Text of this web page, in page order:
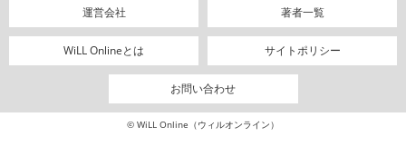
運営会社 著者一覧
WiLL Onlineとは サイトポリシー
お問い合わせ
© WiLL Online（ウィルオンライン）